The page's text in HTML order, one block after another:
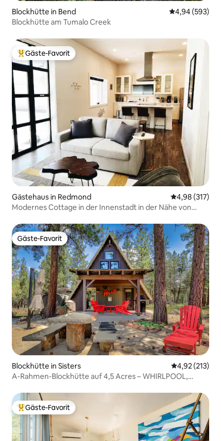
Blockhütte in Bend
4,94 (593)
Blockhütte am Tumalo Creek
Beliebter Gäste-Favorit.
Gäste-Favorit
Gästehaus in Redmond
4,98 (317)
Modernes Cottage in der Innenstadt in der Nähe von
Gäste-Favorit
Gäste-Favorit
Blockhütte in Sisters
4,92 (213)
A-Rahmen-Blockhütte auf 4,5 Acres – WHIRLPOOL,
Beliebter Gäste-Favorit.
Gäste-Favorit